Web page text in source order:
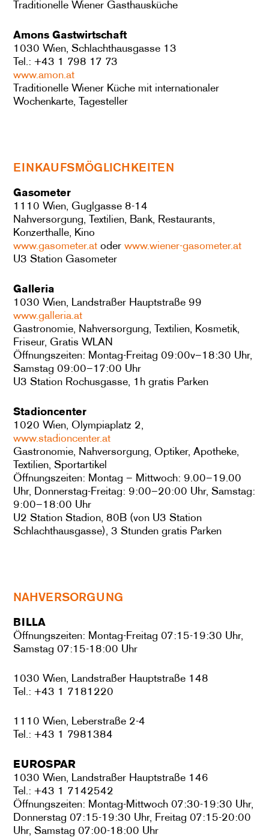
Traditionelle Wiener Gasthausküche
Amons Gastwirtschaft
1030 Wien, Schlachthausgasse 13
Tel.: +43 1 798 17 73
www.amon.at
Traditionelle Wiener Küche mit internationaler
Wochenkarte, Tagesteller
EINKAUFSMÖGLICHKEITEN
Gasometer
1110 Wien, Guglgasse 8-14
Nahversorgung, Textilien, Bank, Restaurants,
Konzerthalle, Kino
www.gasometer.at oderwww.wiener-gasometer.at
U3 Station Gasometer
Galleria
1030 Wien, Landstraßer Hauptstraße 99
www.galleria.at
Gastronomie, Nahversorgung, Textilien, Kosmetik,
Friseur, Gratis WLAN
Öffnungszeiten: Montag-Freitag 09:00v–18:30 Uhr,
Samstag 09:00–17:00 Uhr
U3 Station Rochusgasse, 1h gratis Parken
Stadioncenter
1020 Wien, Olympiaplatz 2,
www.stadioncenter.at
Gastronomie, Nahversorgung, Optiker, Apotheke,
Textilien, Sportartikel
Öffnungszeiten: Montag – Mittwoch: 9.00–19.00
Uhr, Donnerstag-Freitag: 9:00–20:00 Uhr, Samstag:
9:00–18:00 Uhr
U2 Station Stadion, 80B (von U3 Station
Schlachthausgasse), 3 Stunden gratis Parken
NAHVERSORGUNG
BILLA
Öffnungszeiten: Montag-Freitag 07:15-19:30 Uhr,
Samstag 07:15-18:00 Uhr
1030 Wien, Landstraßer Hauptstraße 148
Tel.: +43 1 7181220
1110 Wien, Leberstraße 2-4
Tel.: +43 1 7981384
EUROSPAR
1030 Wien, Landstraßer Hauptstraße 146
Tel.: +43 1 7142542
Öffnungszeiten: Montag-Mittwoch 07:30-19:30 Uhr,
Donnerstag 07:15-19:30 Uhr, Freitag 07:15-20:00
Uhr, Samstag 07:00-18:00 Uhr